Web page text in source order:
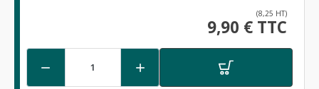
(8,25 HT)
9,90 € TTC
 